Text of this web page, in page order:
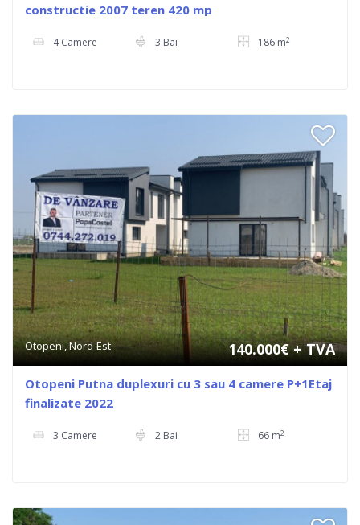
constructie 2007 teren 420 mp
4 Camere 3 Bai 186 m2
Otopeni, Nord-Est 140.000€+ TVA
Otopeni Putna duplexuri cu 3 sau 4 camere P+1Etaj
finalizate 2022
3 Camere 2 Bai 66 m2